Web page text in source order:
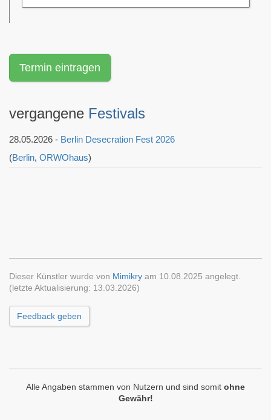
Termin eintragen
vergangene Festivals
28.05.2026 - Berlin Desecration Fest 2026
(Berlin, ORWOhaus)
Dieser Künstler wurde von Mimikry am 10.08.2025 angelegt.
(letzte Aktualisierung: 13.03.2026)
Feedback geben
Alle Angaben stammen von Nutzern und sind somit ohne
Gewähr!